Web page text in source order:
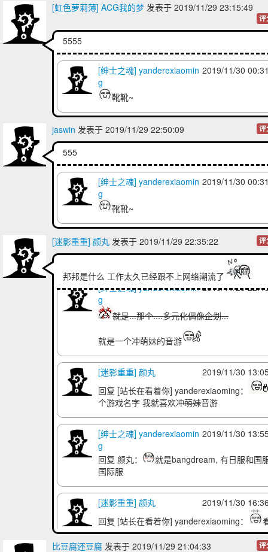
[虹色萝莉薄] ACG我的梦 发表于 2019/11/29 23:15:49
评
5555
2019/11/30
[绅士之魂] yanderexiaomin
g
靴靴~
jaswin 发表于 2019/11/29 22:50:09 评
555
2019/11/30
[绅士之魂] yanderexiaomin
g
靴靴~
[迷影重重] 颜丸 发表于 2019/11/29 22:35:22 评
邦邦是什么 工作太久已经跟不上网络潮流了
2019/11/29
[绅士之魂] yanderexiaomin
g
就是...那个....多元化偶像企划...
就是一个冲萌妹的音游
2019/11/30
[迷影重重] 颜丸
回复 [站长在看着你] yanderexiaoming：
个游戏名字 我就喜欢冲萌妹音游
2019/11/30
[绅士之魂] yanderexiaomin
g
回复 颜丸：
就是bangdream, 有日服和国
国际服
2019/11/30
[迷影重重] 颜丸
回复 [站长在看着你] yanderexiaoming：
来怎么跟lovelive一个模子...打开介绍看了一
觉钱包发紧
比豆腐还豆腐 发表于 2019/11/29 21:04:33 评